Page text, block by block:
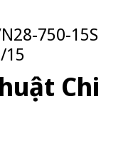
750-15S
15
Chi